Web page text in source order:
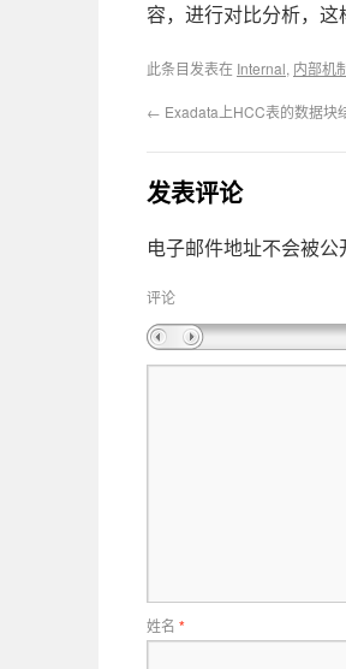
容，进行对比分析，
此条目发表在 Internal, 内部机
← Exadata上HCC表的数据
发表评论
电子邮件地址不会被公
评论
姓名 *